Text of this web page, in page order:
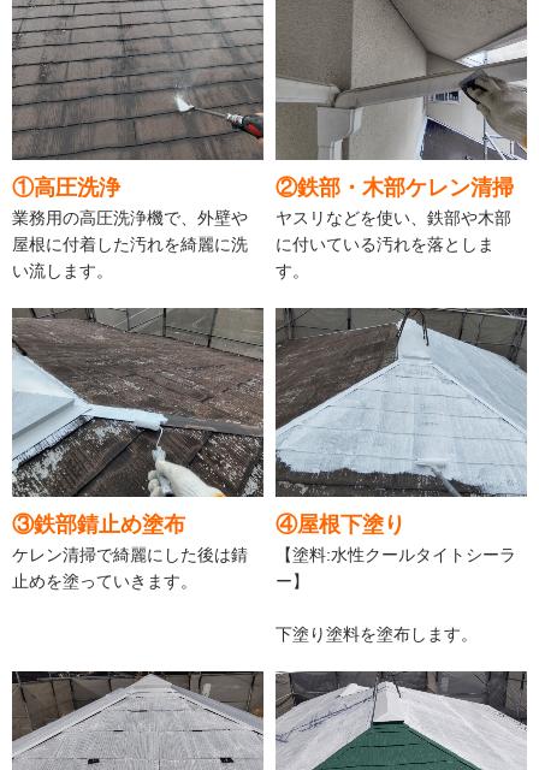
①高圧洗浄
業務用の高圧洗浄機で、外壁や
屋根に付着した汚れを綺麗に洗
い流します。
②鉄部・木部ケレン清掃
ヤスリなどを使い、鉄部や木部
に付いている汚れを落としま
す。
③鉄部錆止め塗布
ケレン清掃で綺麗にした後は錆
止めを塗っていきます。
④屋根下塗り
【塗料:水性クールタイトシーラ
ー】
下塗り塗料を塗布します。